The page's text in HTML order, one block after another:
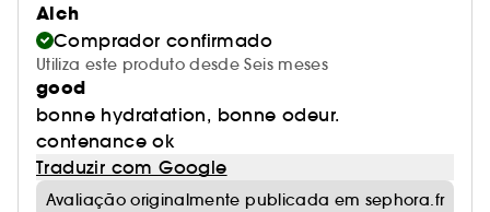
Alch
Comprador confirmado
Utiliza este produto desde Seis meses
good
bonne hydratation, bonne odeur.
contenance ok
Traduzir com Google
Avaliação originalmente publicada em sephora.fr